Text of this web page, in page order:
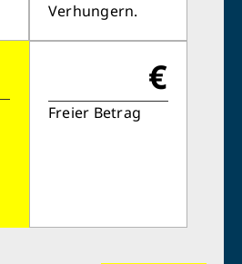
Verhungern.
€
Freier Betrag
noch heute Leben
am Tag können Großes
monatlich 25.000 Liter
zur Verfügung stellen.
bedeutet: weniger
bessere Zukunft.